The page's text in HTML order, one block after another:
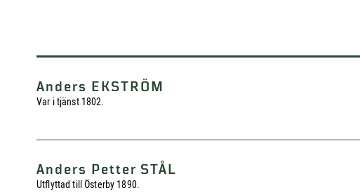
Anders EKSTRÖM
Var i tjänst 1802.
Anders Petter STÅL
Utflyttad till Österby 1890.